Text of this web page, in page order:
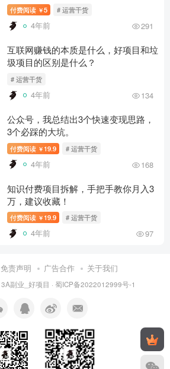
付费阅读 ￥5 # 运营干货
4年前 291
互联网赚钱的本质是什么，好项目和垃
圾项目的区别是什么？
# 运营干货
4年前 134
公众号，我总结出3个快速变现思路，
3个必踩的大坑。
付费阅读 ￥ 19.9 # 运营干货
4年前 168
知识付费项目拆解，手把手教你月入3
万，建议收藏！
付费阅读 ￥ 19.9 # 运营干货
4年前 97
免责声明 广告合作 关于我们
3A副业_好项目 · 蜀ICP备2022012999号-1